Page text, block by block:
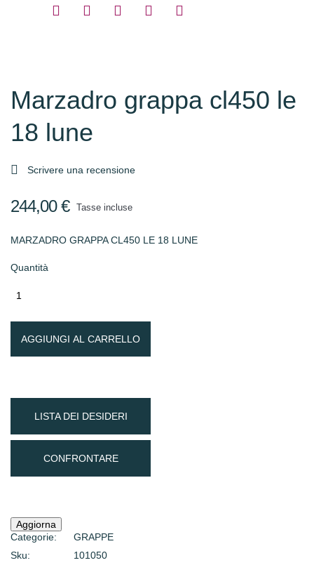
Marzadro grappa cl450 le
18 lune
 Scrivere una recensione
244,00 € Tasse incluse
MARZADRO GRAPPA CL450 LE 18 LUNE
Quantità
AGGIUNGI AL CARRELLO
LISTA DEI DESIDERI
CONFRONTARE
Categorie:
GRAPPE
Sku:
101050